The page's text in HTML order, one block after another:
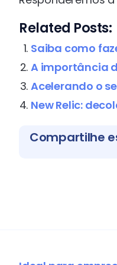
Related Posts:
Saiba como
A importância
Acelerando o
New Relic:
Compartilhe